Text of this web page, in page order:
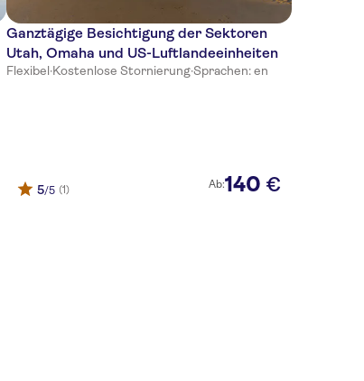
Ganztägige Besichtigung der Sektoren
Utah, Omaha und US-Luftlandeeinheiten
Flexibel·Kostenlose Stornierung·Sprachen: en
5/5 (1) Ab:140 €